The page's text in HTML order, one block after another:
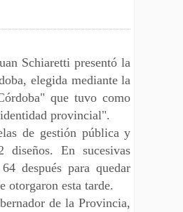
Schiaretti presentó la
elegida mediante la
que tuvo como
provincial".
de gestión pública y
En sucesivas
después para quedar
otorgaron esta tarde.
de la Provincia,